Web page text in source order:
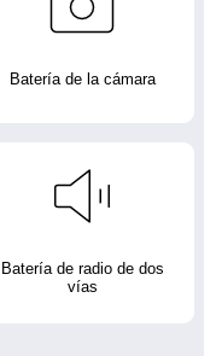
Batería de la cámara
Batería de radio de dos
vías